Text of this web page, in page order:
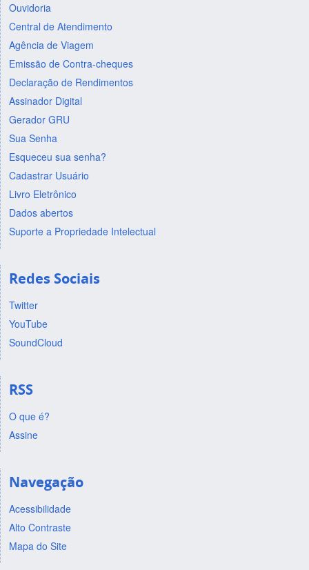
Ouvidoria
Central de Atendimento
Agência de Viagem
Emissão de Contra-cheques
Declaração de Rendimentos
Assinador Digital
Gerador GRU
Sua Senha
Esqueceu sua senha?
Cadastrar Usuário
Livro Eletrônico
Dados abertos
Suporte a Propriedade Intelectual
Redes Sociais
Twitter
YouTube
SoundCloud
RSS
O que é?
Assine
Navegação
Acessibilidade
Alto Contraste
Mapa do Site